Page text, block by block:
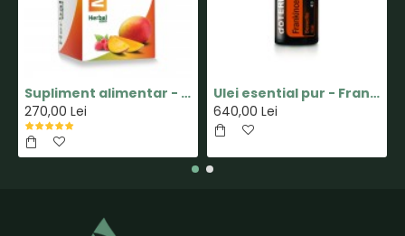
Supliment alimentar - Capsula MINUS - Pastile pentru Slabit 100% Naturale - Herbal New Life
270,00 Lei
Ulei esential pur - Frankincense(Tamaie) - 15ml - doTERRA
640,00 Lei